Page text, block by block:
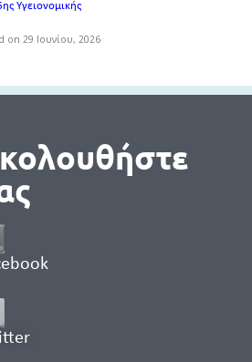
Υγειονομικής
on 29 Ιουνίου, 2026